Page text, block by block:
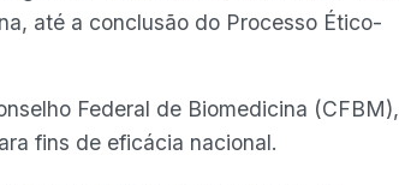
até a conclusão do Processo Ético-
Federal de Biomedicina (CFBM),
fins de eficácia nacional.